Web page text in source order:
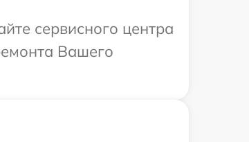
сервисного центра
Вашего